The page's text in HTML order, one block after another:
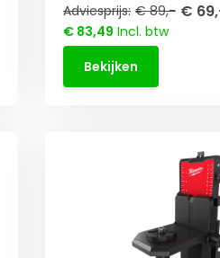
Adviesprijs: € 89,- €
€ 83,49 Incl. btw
Bekijken